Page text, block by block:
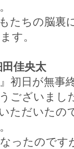
たちの脳裏
す。
佳央太
初日が無事
ございまし
ただいたの
ったのです